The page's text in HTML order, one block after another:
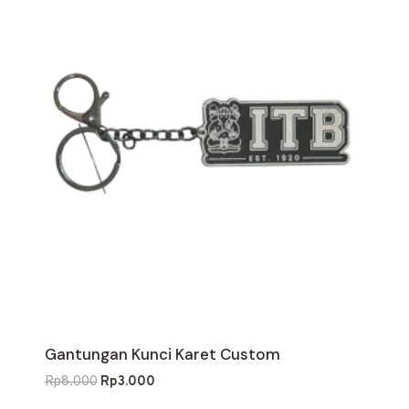
Gantungan Kunci Karet Custom
Rp8.000 Harga
Rp3.000Harga